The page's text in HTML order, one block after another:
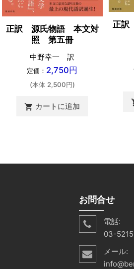
正訳 源氏物語 本文対
照 第五冊
中野幸一 訳
定価： 2,750円
(本体 2,500円)
shopping_cart カートに追加
正
お問合せ
電話:
03-
メール: